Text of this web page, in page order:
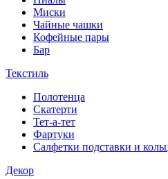
Миски
Чайные чашки
Кофейные пары
Бар
Текстиль
Полотенца
Скатерти
Тет-а-тет
Фартуки
Салфетки подставки и
Декор